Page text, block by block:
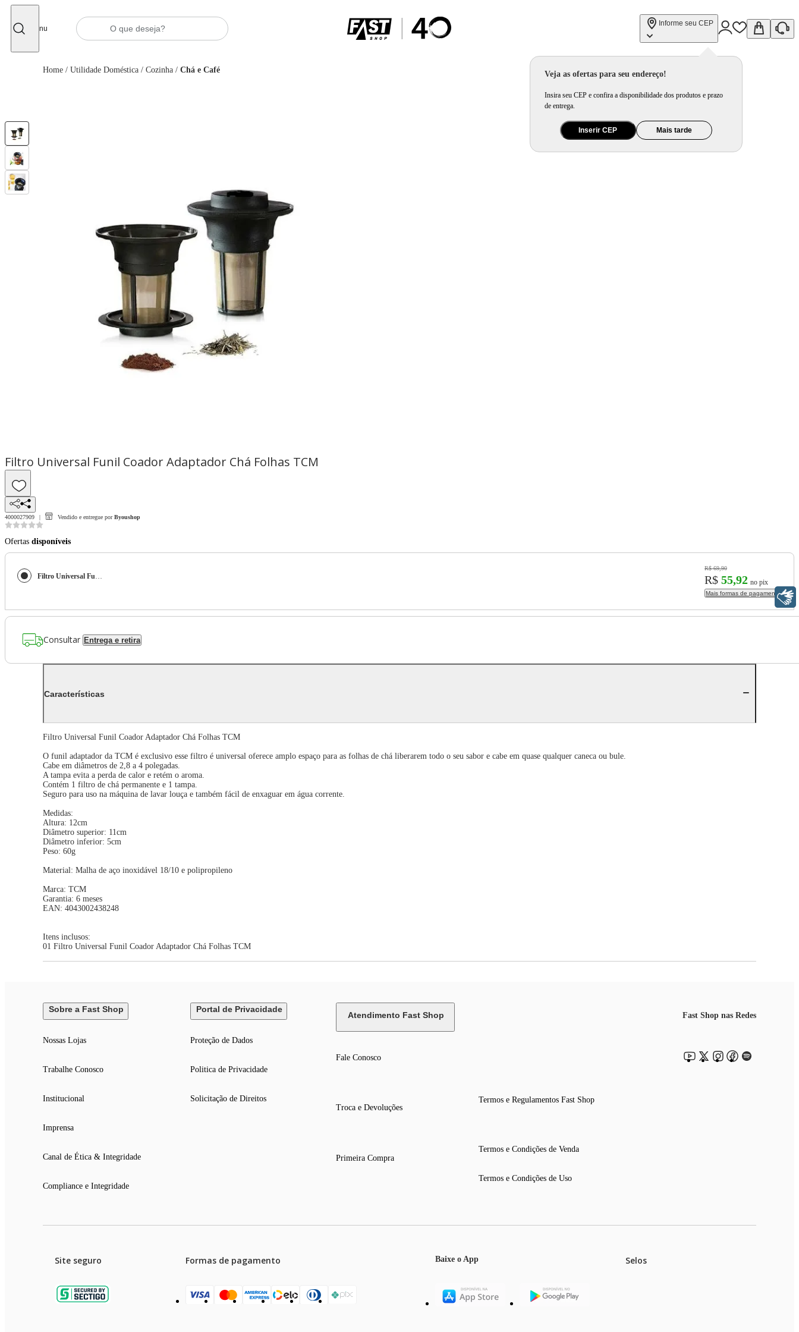
Menu
Informe seu CEP
Veja as ofertas para seu endereço!
Insira seu CEP e confira a disponibilidade dos produtos e prazo
de entrega.
Inserir CEP Mais tarde
Home / Utilidade Doméstica / Cozinha / Chá e Café
Filtro Universal Funil Coador Adaptador Chá Folhas TCM
4000027909 Vendido e entregue por Byoushop
Ofertas disponíveis
Filtro Universal Funil Coador Adaptador Chá Folhas TCM
R$ 69,90
R$ 55,92 no pix
Mais formas de pagamento
Consultar Entrega e retira
Características
Filtro Universal Funil Coador Adaptador Chá Folhas TCM
O funil adaptador da TCM é exclusivo esse filtro é universal oferece amplo espaço para as folhas de chá liberarem todo o seu sabor e cabe em quase qualquer caneca ou bule.
Cabe em diâmetros de 2,8 a 4 polegadas.
A tampa evita a perda de calor e retém o aroma.
Contém 1 filtro de chá permanente e 1 tampa.
Seguro para uso na máquina de lavar louça e também fácil de enxaguar em água corrente.
Medidas:
Altura: 12cm
Diâmetro superior: 11cm
Diâmetro inferior: 5cm
Peso: 60g
Material: Malha de aço inoxidável 18/10 e polipropileno
Marca: TCM
Garantia: 6 meses
EAN: 4043002438248
Itens inclusos:
01 Filtro Universal Funil Coador Adaptador Chá Folhas TCM
Sobre a Fast Shop
Nossas Lojas
Trabalhe Conosco
Institucional
Imprensa
Canal de Ética & Integridade
Compliance e Integridade
Portal de Privacidade
Proteção de Dados
Politica de Privacidade
Solicitação de Direitos
Atendimento Fast Shop
Fale Conosco
Troca e Devoluções
Primeira Compra
Termos e Regulamentos Fast Shop
Termos e Condições de Venda
Termos e Condições de Uso
Fast Shop nas Redes
Site seguro Formas de pagamento Baixe o App Selos
Libras